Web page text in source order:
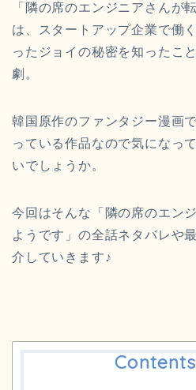
「隣の席のエンジニアさんが
は、スタートアップ企業で働
ったジョイの秘密を知ったこ
劇。
韓国原作のファンタジー漫画
っている作品なので気になっ
いでしょうか。
今回はそんな「隣の席のエン
ようです」の全話ネタバレや
介していきます♪
Contents